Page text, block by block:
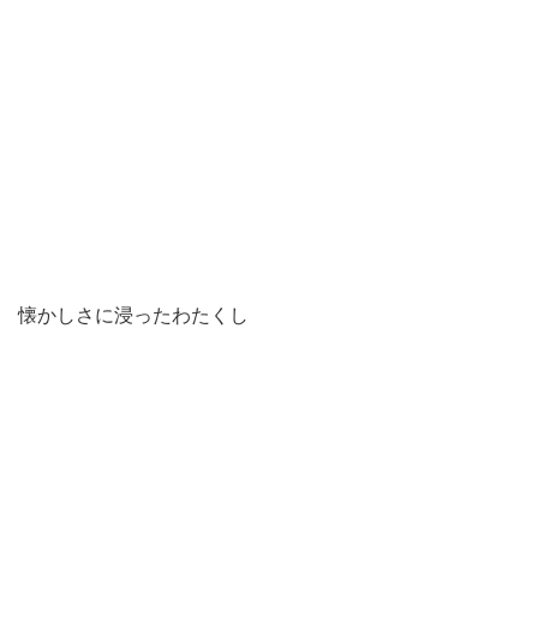
懐かしさに浸ったわたくし